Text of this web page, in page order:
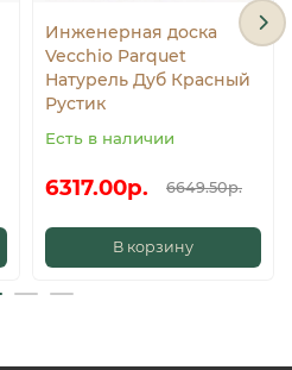
Инженерная доска
Vecchio Parquet
Натурель Дуб Красный
Рустик
Есть в наличии
6317.00р. 6649.50р.
В корзину